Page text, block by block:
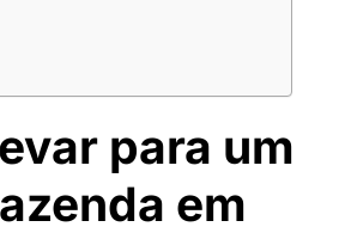
para um
em